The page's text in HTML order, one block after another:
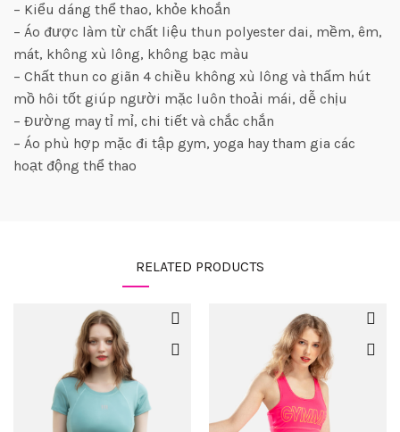
– Kiểu dáng thể thao, khỏe khoắn
– Áo được làm từ chất liệu thun polyester dai, mềm, êm,
mát, không xù lông, không bạc màu
– Chất thun co giãn 4 chiều không xù lông và thấm hút
mồ hôi tốt giúp người mặc luôn thoải mái, dễ chịu
– Đường may tỉ mỉ, chi tiết và chắc chắn
– Áo phù hợp mặc đi tập gym, yoga hay tham gia các
hoạt động thể thao
RELATED PRODUCTS